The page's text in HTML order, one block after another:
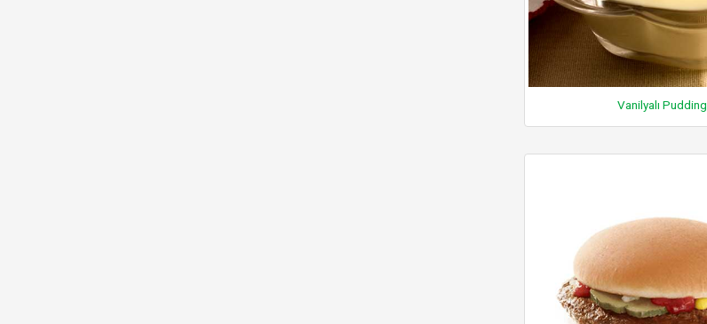
Vanilyalı Pudding